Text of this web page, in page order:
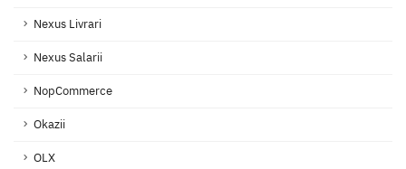
Nexus Livrari
Nexus Salarii
NopCommerce
Okazii
OLX